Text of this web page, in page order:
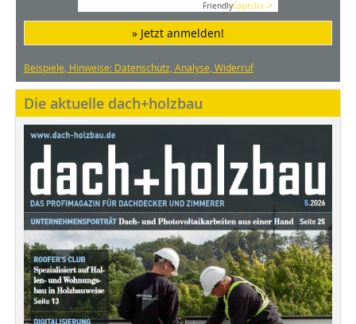
FriendlyCaptcha ⇗
» Jetzt anmelden!
Beispiele, Hinweise: Datenschutz, Analyse, Widerruf
Die aktuelle dach+holzbau